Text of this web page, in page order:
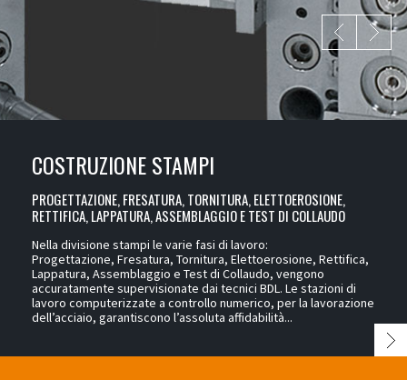
COSTRUZIONE STAMPI
PROGETTAZIONE, FRESATURA, TORNITURA, ELETTOEROSIONE,
RETTIFICA, LAPPATURA, ASSEMBLAGGIO E TEST DI COLLAUDO
Nella divisione stampi le varie fasi di lavoro:
Progettazione, Fresatura, Tornitura, Elettoerosione, Rettifica,
Lappatura, Assemblaggio e Test di Collaudo, vengono
accuratamente supervisionate dai tecnici BDL. Le stazioni di
lavoro computerizzate a controllo numerico, per la lavorazione
dell’acciaio, garantiscono l’assoluta affidabilità...